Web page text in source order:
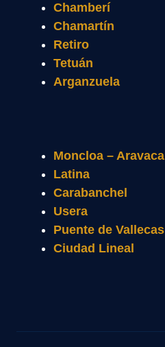
Chamberí
Chamartín
Retiro
Tetuán
Arganzuela
Moncloa – Aravaca
Latina
Carabanchel
Usera
Puente de Vallecas
Ciudad Lineal